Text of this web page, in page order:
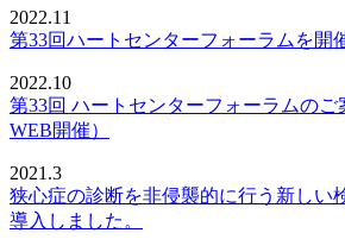
2022.11
第33回ハートセンターフォーラムを開
2022.10
第33回 ハートセンターフォーラムのご
WEB開催）
2021.3
狭心症の診断を非侵襲的に行う新しい
導入しました。